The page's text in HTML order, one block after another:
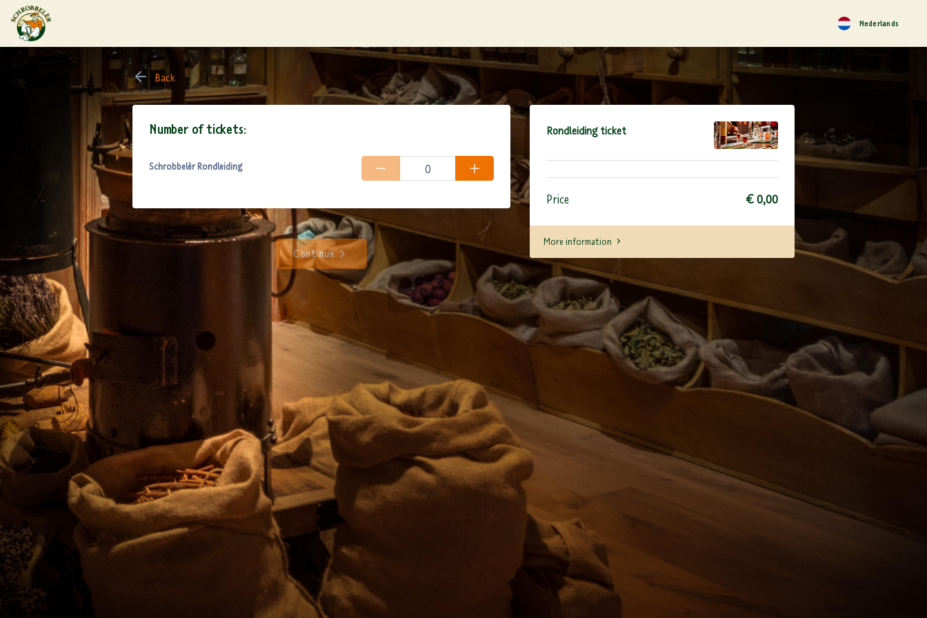
Nederlands
Back
Number of tickets:
Schrobbelèr Rondleiding
Continue
Rondleiding ticket
Price € 0,00
More information